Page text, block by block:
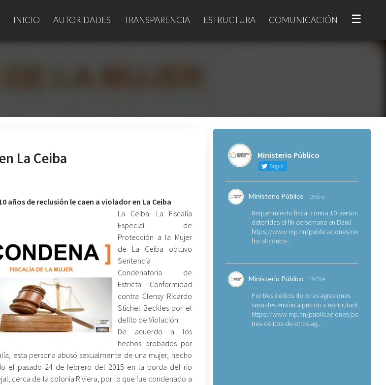
INICIO AUTORIDADES TRANSPARENCIA ESTRUCTURA COMUNICACIÓN ☰
La Ceiba
años de reclusión le caen a violador en La Ceiba
La Ceiba. La Fiscalía
Especial de
Protección a la Mujer
de La Ceiba obtuvo
Sentencia
Condenatoria de
Estricta Conformidad
contra Clensy Ricardo
Stichel Beckles por el
delito de Violación.
De acuerdo a los
hechos probados por
esta persona abusó sexualmente de una mujer, hecho
el pasado 24 de febrero del 2015 en la borda del río
cerca de la colonia Riviera, por lo que fue condenado a
Ministerio Público
Seguir
Ministerio Público 19 Ene
Requerimiento fiscal contra 10 personas
detenidas el fin de semana en Danlí
https://www.mp.hn/publicaciones/
fiscal-contra-...
Ministerio Público 19 Ene
Por tres delitos de otras agresiones
sexuales envían a prisión a exdiputado
https://www.mp.hn/publicaciones/por-
tres-delitos-de-otras-ag...